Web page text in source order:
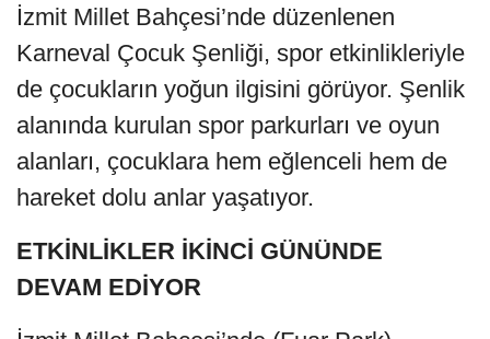
İzmit Millet Bahçesi’nde düzenlenen
Karneval Çocuk Şenliği, spor etkinlikleriyle
de çocukların yoğun ilgisini görüyor. Şenlik
alanında kurulan spor parkurları ve oyun
alanları, çocuklara hem eğlenceli hem de
hareket dolu anlar yaşatıyor.
ETKİNLİKLER İKİNCİ GÜNÜNDE
DEVAM EDİYOR